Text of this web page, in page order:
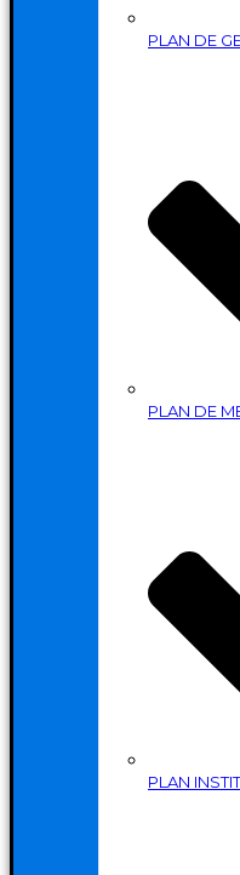
PLAN DE
PLAN DE
PLAN